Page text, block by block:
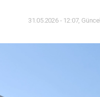
31.05.2026 - 12:07,